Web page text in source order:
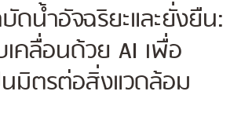
ดน้ำอัจฉริยะและยั่งยืน:
คลื่อนด้วย AI เพื่อ
มิตรต่อสิ่งแวดล้อม